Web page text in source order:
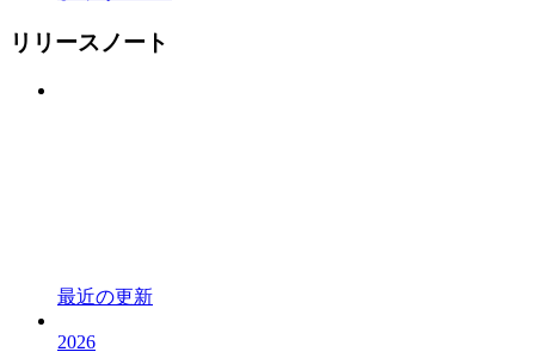
リリースノート
最近の更新
2026